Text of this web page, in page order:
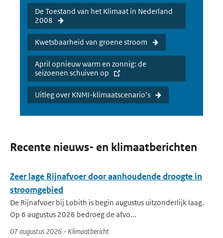
De Toestand van het Klimaat in Nederland
2008
Kwetsbaarheid van groene stroom
April opnieuw warm en zonnig: de
seizoenen schuiven op
Uitleg over KNMI-klimaatscenario’s
Recente nieuws- en klimaatberichten
Zeer lage Rijnafvoer door aanhoudende droogte in
stroomgebied
De Rijnafvoer bij Lobith is begin augustus uitzonderlijk laag.
Op 6 augustus 2026 bedroeg de afvo...
07 augustus 2026 - Klimaatbericht